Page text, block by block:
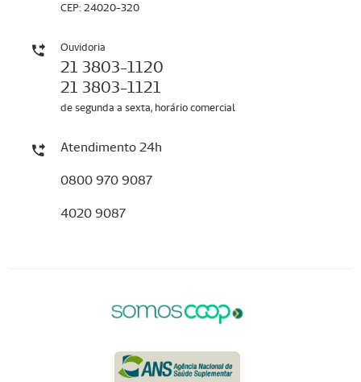
CEP: 24020-320
Ouvidoria
21 3803-1120
21 3803-1121
de segunda a sexta, horário comercial
Atendimento 24h
0800 970 9087
4020 9087